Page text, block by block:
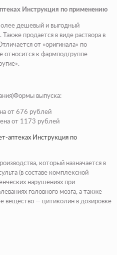
Инструкция по применению
дешевый и выгодный
продается в виде раствора в
от «оригинала» по
к фармподгруппе
выпуска:
от 676 рублей
от 1173 рублей
аптеках Инструкция по
который назначается в
(в составе комплексной
нарушениях при
головного мозга, а также
вещество — цитиколин в дозировке